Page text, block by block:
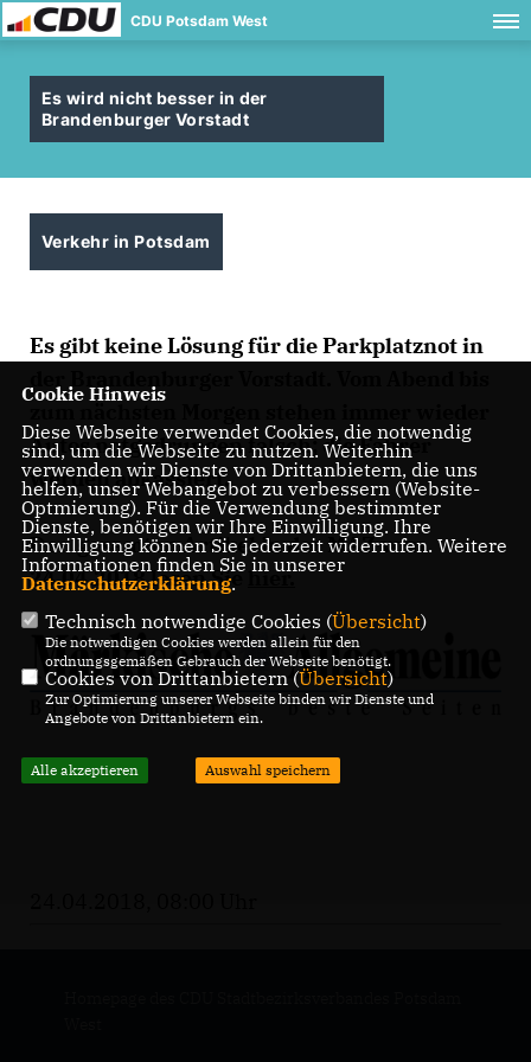
CDU Potsdam West
Es wird nicht besser in der
Brandenburger Vorstadt
Verkehr in Potsdam
Es gibt keine Lösung für die Parkplatznot in
Autos notgedrungen falsch; die Fahrer
werden abkassiert.
Den gesamten Artikel in der MAZ vom
24.04.2018 lesen Sie hier.
Cookie Hinweis
Diese Webseite verwendet Cookies, die notwendig
sind, um die Webseite zu nutzen. Weiterhin
verwenden wir Dienste von Drittanbietern, die uns
helfen, unser Webangebot zu verbessern (Website-
Optmierung). Für die Verwendung bestimmter
Dienste, benötigen wir Ihre Einwilligung. Ihre
Einwilligung können Sie jederzeit widerrufen. Weitere
Informationen finden Sie in unserer
Datenschutzerklärung.
Technisch notwendige Cookies (Übersicht)
Die notwendigen Cookies werden allein für den
ordnungsgemäßen Gebrauch der Webseite benötigt.
Cookies von Drittanbietern (Übersicht)
Zur Optimierung unserer Webseite binden wir Dienste und
Angebote von Drittanbietern ein.
Alle akzeptieren Auswahl speichern